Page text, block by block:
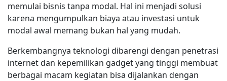
memulai bisnis tanpa modal. Hal ini menjadi solusi
karena mengumpulkan biaya atau investasi untuk
modal awal memang bukan hal yang mudah.
Berkembangnya teknologi dibarengi dengan penetrasi
internet dan kepemilikan gadget yang tinggi membuat
berbagai macam kegiatan bisa dijalankan dengan